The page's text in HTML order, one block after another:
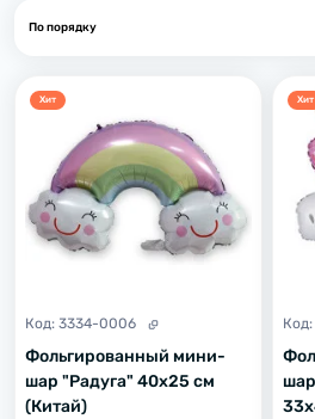
Хит
Код: 3334-0006
Фольгированный мини-
шар "Радуга" 40х25 см
(Китай)
Хит
Код: